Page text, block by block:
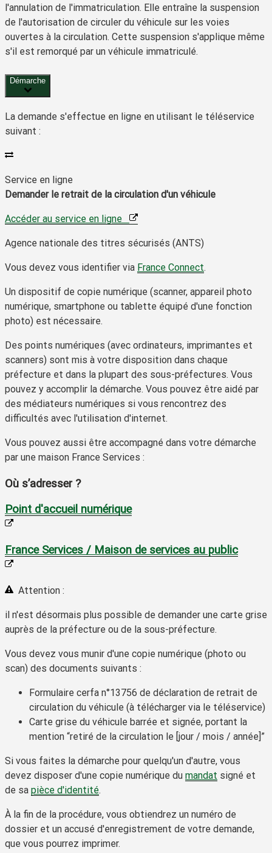
l'annulation de l'immatriculation. Elle entraîne la suspension
de l'autorisation de circuler du véhicule sur les voies
ouvertes à la circulation. Cette suspension s'applique même
s'il est remorqué par un véhicule immatriculé.
Démarche
La demande s'effectue en ligne en utilisant le téléservice
suivant :
Service en ligne
Demander le retrait de la circulation d'un véhicule
Accéder au service en ligne
Agence nationale des titres sécurisés (ANTS)
Vous devez vous identifier via France Connect.
Un dispositif de copie numérique (scanner, appareil photo
numérique, smartphone ou tablette équipé d'une fonction
photo) est nécessaire.
Des points numériques (avec ordinateurs, imprimantes et
scanners) sont mis à votre disposition dans chaque
préfecture et dans la plupart des sous-préfectures. Vous
pouvez y accomplir la démarche. Vous pouvez être aidé par
des médiateurs numériques si vous rencontrez des
difficultés avec l'utilisation d'internet.
Vous pouvez aussi être accompagné dans votre démarche
par une maison France Services :
Où s’adresser ?
Point d'accueil numérique
France Services / Maison de services au public
Attention :
il n'est désormais plus possible de demander une carte grise
auprès de la préfecture ou de la sous-préfecture.
Vous devez vous munir d'une copie numérique (photo ou
scan) des documents suivants :
Formulaire cerfa n°13756 de déclaration de retrait de
circulation du véhicule (à télécharger via le téléservice)
Carte grise du véhicule barrée et signée, portant la
mention “retiré de la circulation le [jour / mois / année]”
Si vous faites la démarche pour quelqu'un d'autre, vous
devez disposer d'une copie numérique du mandat signé et
de sa pièce d'identité.
À la fin de la procédure, vous obtiendrez un numéro de
dossier et un accusé d'enregistrement de votre demande,
que vous pourrez imprimer.